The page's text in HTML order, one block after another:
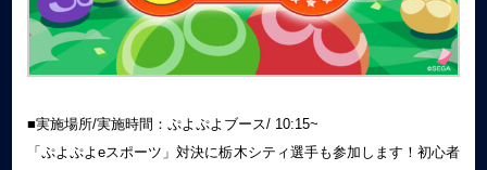
■実施場所/実施時間：ぷよぷよブース/ 10:15~
「ぷよぷよ eスポーツ」対決に栃木シティ選手も参加します！初心者